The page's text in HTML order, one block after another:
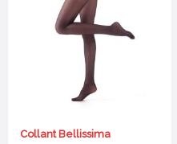
Collant Bellissima